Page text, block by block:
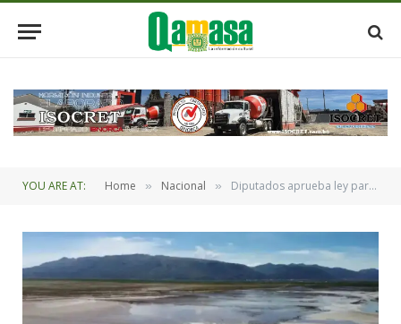
YOU ARE AT: Home » Nacional » Diputados aprueba ley para incorporar el “Circuito Turístico Lago Poopó” a la Red Vial Fundamental